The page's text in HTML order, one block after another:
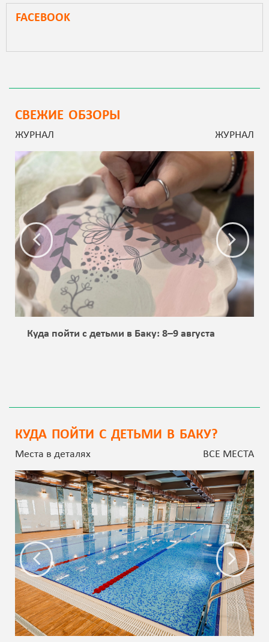
FACEBOOK
СВЕЖИЕ ОБЗОРЫ
ЖУРНАЛ ЖУРНАЛ
Куда пойти с детьми в Баку: 8–9 августа
КУДА ПОЙТИ С ДЕТЬМИ В БАКУ?
Места в деталях ВСЕ МЕСТА